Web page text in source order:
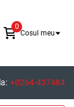
0
Cosul meu
+0264-437484